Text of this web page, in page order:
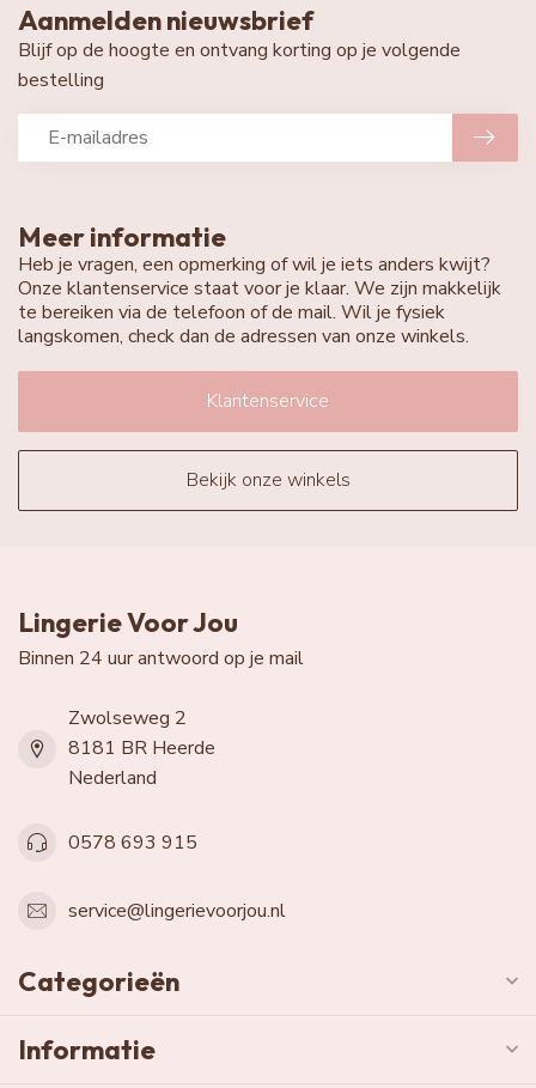
Meer informatie
Heb je vragen, een opmerking of wil je iets anders kwijt?
Onze klantenservice staat voor je klaar. We zijn makkelijk
te bereiken via de telefoon of de mail. Wil je fysiek
langskomen, check dan de adressen van onze winkels.
Klantenservice
Bekijk onze winkels
Aanmelden nieuwsbrief
Blijf op de hoogte en ontvang korting op je volgende
bestelling
Lingerie Voor Jou
Binnen 24 uur antwoord op je mail
Zwolseweg 2
8181 BR Heerde
Nederland
0578 693 915
service@lingerievoorjou.nl
Categorieën
Informatie